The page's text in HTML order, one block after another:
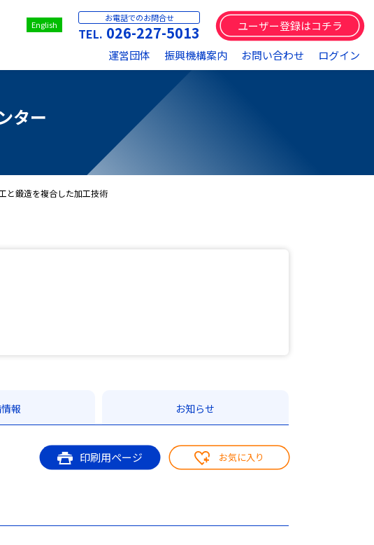
運営団体 振興機構案内 お問い合わせ ログイン
English
お電話でのお問合せ
026-227-5013 ユーザー登録はコチラ
ター
と鍛造を複合した加工技術
報 お知らせ
印刷用ページ お気に入り